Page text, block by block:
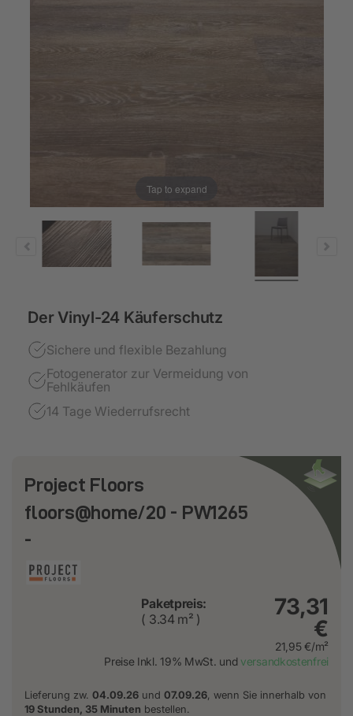
Tap to expand
Der Vinyl-24 Käuferschutz
Sichere und flexible Bezahlung
Fotogenerator zur Vermeidung von
Fehlkäufen
14 Tage Wiederrufsrecht
Project Floors
floors@home/20 - PW1265
-
73,31
€
21,95 €/m²
Paketpreis:
( 3.34 m² )
Preise Inkl. 19% MwSt. und versandkostenfrei
Lieferung zw. 04.09.26 und 07.09.26, wenn Sie innerhalb von
19 Stunden, 35 Minuten bestellen.